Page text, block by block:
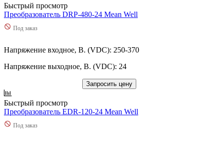
Быстрый просмотр
Преобразователь DRP-480-24 Mean Well
Под заказ
Напряжение входное, В. (VDC): 250-370
Напряжение выходное, В. (VDC): 24
Запросить цену
Быстрый просмотр
Преобразователь EDR-120-24 Mean Well
Под заказ